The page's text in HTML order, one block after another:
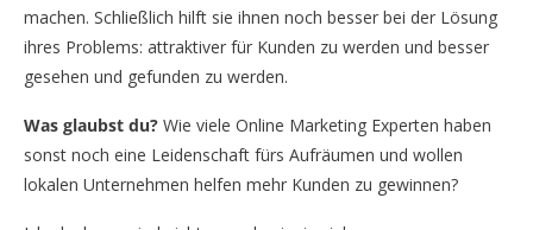
machen. Schließlich hilft sie ihnen noch besser bei der Lösung
ihres Problems: attraktiver für Kunden zu werden und besser
gesehen und gefunden zu werden.
Was glaubst du? Wie viele Online Marketing Experten haben
sonst noch eine Leidenschaft fürs Aufräumen und wollen
lokalen Unternehmen helfen mehr Kunden zu gewinnen?